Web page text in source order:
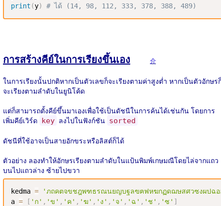
print (y) # ได้ (14, 98, 112, 333, 378, 388, 489)
การสร้างคีย์ในการเรียงขึ้นเอง 介
ในการเรียงนั้นปกติหากเป็นตัวเลขก็จะเรียงตามค่าสูงต่ำ หากเป็นตัวอักษร
จะเรียงตามลำดับในยูนิโค้ด
แต่ก็สามารถตั้งคีย์ขึ้นมาเองเพื่อใช้เป็นดัชนีในการค้นได้เช่นกัน โดยการ
เพิ่มคีย์เวิร์ด key ลงไปในฟังก์ชัน sorted
ดัชนีที่ใช้อาจเป็นสายอักขระหรือลิสต์ก็ได้
ตัวอย่าง ลองทำให้อักษรเรียงตามลำดับในแป้นพิมพ์เกษมณีโดยไล่จากแถว
บนไปแถวล่าง ซ้ายไปขวา
kedma =
'ภถคตจขชฎพฑธรณนยญบฐลฃฅฟหฆกฏดฌษสศวซงผปฉ
a = [ 'ก' , 'ข' , 'ค' , 'ฆ' , 'ง' , 'จ' , 'ฉ' , 'ช' , 'ซ' ]